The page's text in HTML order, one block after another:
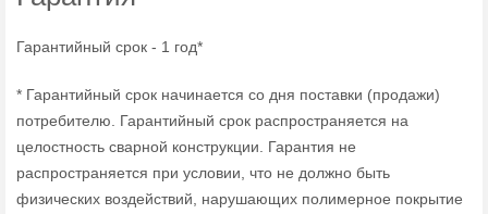
Гарантийный срок - 1 год*
* Гарантийный срок начинается со дня поставки (продажи)
потребителю. Гарантийный срок распространяется на
целостность сварной конструкции. Гарантия не
распространяется при условии, что не должно быть
физических воздействий, нарушающих полимерное покрытие